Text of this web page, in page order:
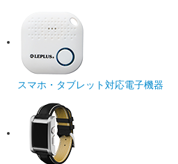
スマホ・タブレット対応電子機器